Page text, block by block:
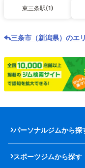
東三条駅(1)
三条市（新潟県）のエ
パーソナルジムから探
スポーツジムから探す